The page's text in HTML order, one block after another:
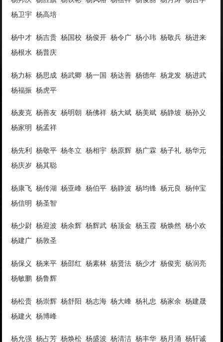
杨卫宇 杨高培
杨中才 杨吉贵 杨国校 杨俊开 杨令广 杨小玮 杨敬兵 杨进来
杨根水 杨普庆
杨力标 杨思成 杨武卿 杨一国 杨达善 杨德年 杨龙发 杨进武
杨福振 杨虎平
杨麦克 杨善友 杨明朝 杨佛祥 杨大斌 杨美斌 杨静坡 杨孙义
杨家明 杨孟祥
杨先利 杨敬平 杨冬立 杨相宇 杨原辉 杨广霖 杨子礼 杨华元
杨庆岁 杨其聪
杨康飞 杨传湖 杨亚峰 杨伯平 杨静波 杨均锋 杨元良 杨仲宝
杨信明 杨圣智
杨少尉 杨迎波 杨余辉 杨辉武 杨顶金 杨玉霞 杨焕然 杨小欢
杨建广 杨敦圣
杨保义 杨来平 杨邵红 杨素林 杨贤法 杨少才 杨俊宪 杨润亮
杨敏鹏 杨鲁辉
杨松贵 杨崇辉 杨舒阳 杨志海 杨大峰 杨礼忠 杨家余 杨建晟
杨建火 杨博峰
杨允强 杨占芳 杨焕松 杨盛波 杨清洁 杨丰华 杨月涌 杨轩诚